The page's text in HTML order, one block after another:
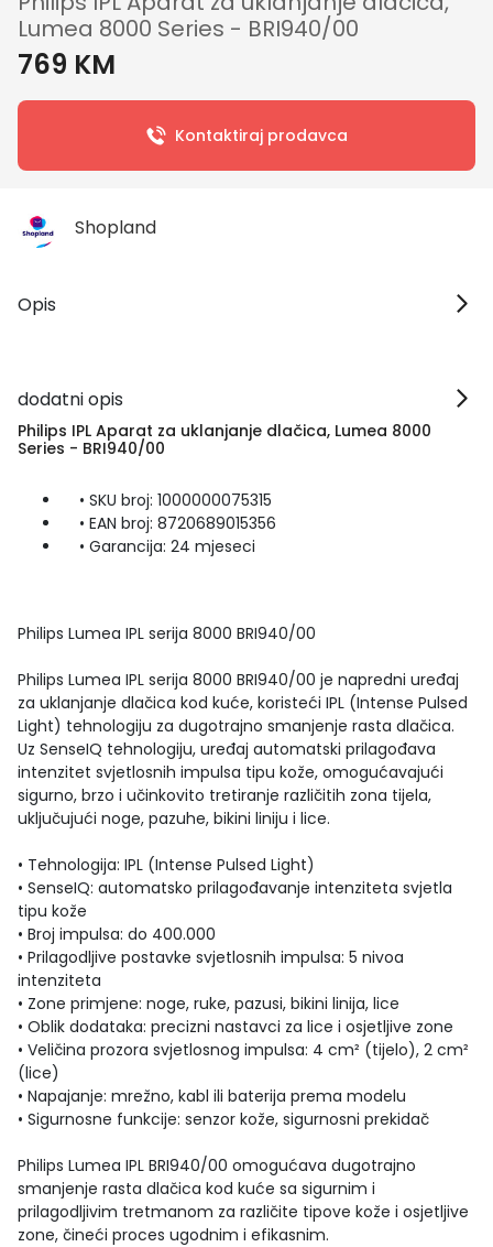
Lumea 8000 Series - BRI940/00
769 KM
Kontaktiraj prodavca
Shopland
Opis
dodatni opis
Philips IPL Aparat za uklanjanje dlačica, Lumea 8000
Series - BRI940/00
• SKU broj: 1000000075315
• EAN broj: 8720689015356
• Garancija: 24 mjeseci
Philips Lumea IPL serija 8000 BRI940/00
Philips Lumea IPL serija 8000 BRI940/00 je napredni uređaj
za uklanjanje dlačica kod kuće, koristeći IPL (Intense Pulsed
Light) tehnologiju za dugotrajno smanjenje rasta dlačica.
Uz SenseIQ tehnologiju, uređaj automatski prilagođava
intenzitet svjetlosnih impulsa tipu kože, omogućavajući
sigurno, brzo i učinkovito tretiranje različitih zona tijela,
uključujući noge, pazuhe, bikini liniju i lice.
• Tehnologija: IPL (Intense Pulsed Light)
• SenseIQ: automatsko prilagođavanje intenziteta svjetla
tipu kože
• Broj impulsa: do 400.000
• Prilagodljive postavke svjetlosnih impulsa: 5 nivoa
intenziteta
• Zone primjene: noge, ruke, pazusi, bikini linija, lice
• Oblik dodataka: precizni nastavci za lice i osjetljive zone
• Veličina prozora svjetlosnog impulsa: 4 cm² (tijelo), 2 cm²
(lice)
• Napajanje: mrežno, kabl ili baterija prema modelu
• Sigurnosne funkcije: senzor kože, sigurnosni prekidač
Philips Lumea IPL BRI940/00 omogućava dugotrajno
smanjenje rasta dlačica kod kuće sa sigurnim i
prilagodljivim tretmanom za različite tipove kože i osjetljive
zone, čineći proces ugodnim i efikasnim.